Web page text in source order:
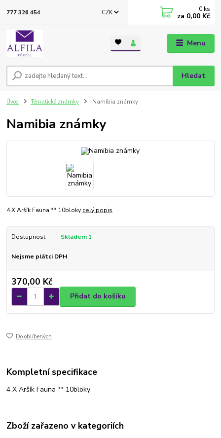
Menu
CZK
Hledat
777 326 454 0 ks
za 0,00 Kč
Úvod Tématické známky Namibia známky
Namibia známky
4 X Aršík Fauna ** 10bloky celý popis
Dostupnost Skladem 1
Nejsme plátci DPH
370,00 Kč
Přidat do košíku
Do oblíbených
Kompletní specifikace
4 X Aršík Fauna ** 10bloky
Zboží zařazeno v kategoriích